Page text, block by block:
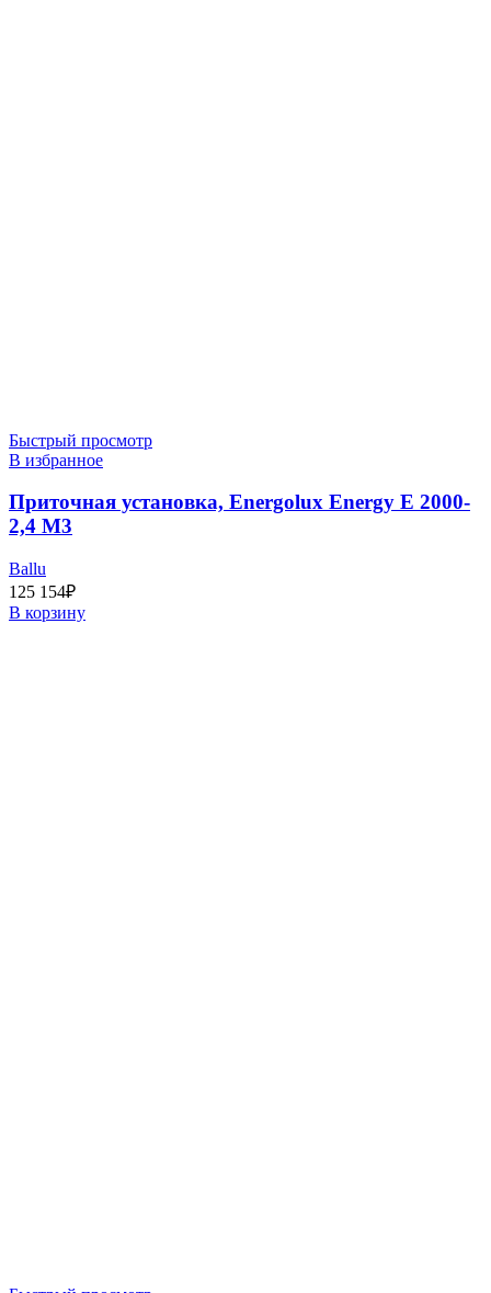
Быстрый просмотр
В избранное
Приточная установка, Energolux Energy E 2000-
2,4 M3
Ballu
125 154₽
В корзину